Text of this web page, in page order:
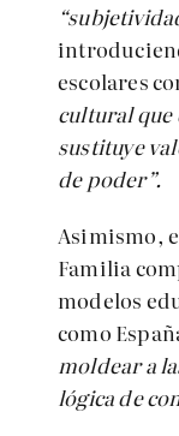
escolares
cultural que
sustituye
de poder”.
Asimismo,
Familia
modelos
como
moldear a
lógica de